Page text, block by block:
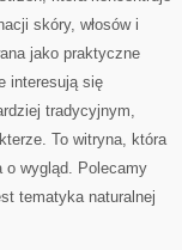
skóry, włosów i
jako praktyczne
interesują się
tradycyjnym,
To witryna, która
o wygląd. Polecamy
tematyka naturalnej